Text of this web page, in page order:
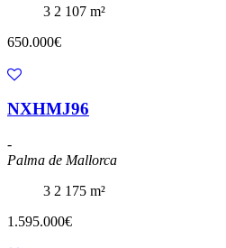
3 2 107 m²
650.000€
NXHMJ96
-
Palma de Mallorca
3 2 175 m²
1.595.000€